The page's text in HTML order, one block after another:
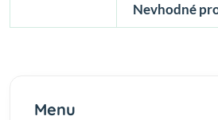
Nevhodné
Menu